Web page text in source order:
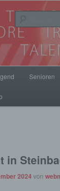
1912
Senioren
in
2024 von